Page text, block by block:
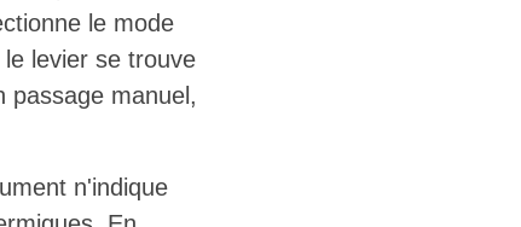
le mode
levier se trouve
passage manuel,
n'indique